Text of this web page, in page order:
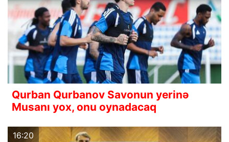
Qurban Qurbanov Savonun yerinə
Musanı yox, onu oynadacaq
16:20